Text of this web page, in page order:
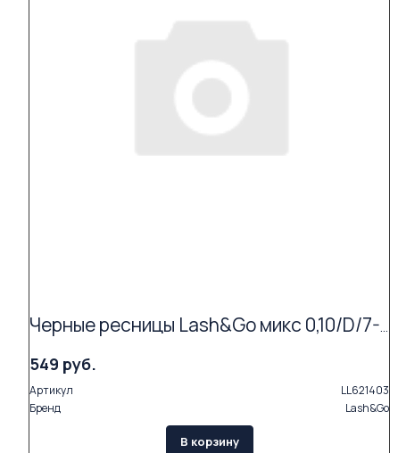
Черные ресницы Lash&Go микс 0,10/D/7-14 mm (16 линий)
549 руб.
Артикул
LL621403
Бренд
Lash&Go
В корзину